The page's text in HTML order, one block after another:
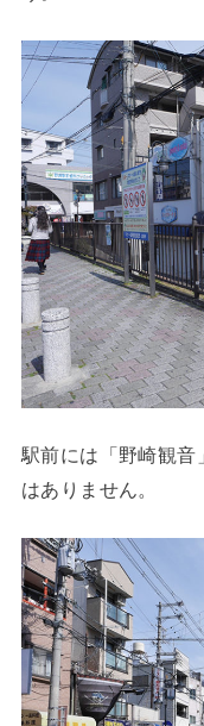
駅前には「野崎観音
はありません。